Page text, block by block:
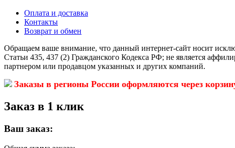
Оплата и доставка
Контакты
Возврат и обмен
Обращаем ваше внимание, что данный интернет-сайт носит
Статьи 435, 437 (2) Гражданского Кодекса РФ; не является
партнером или продавцом указанных и других компаний.
Заказы в регионы России оформляются через
Заказ в 1 клик
Ваш заказ: